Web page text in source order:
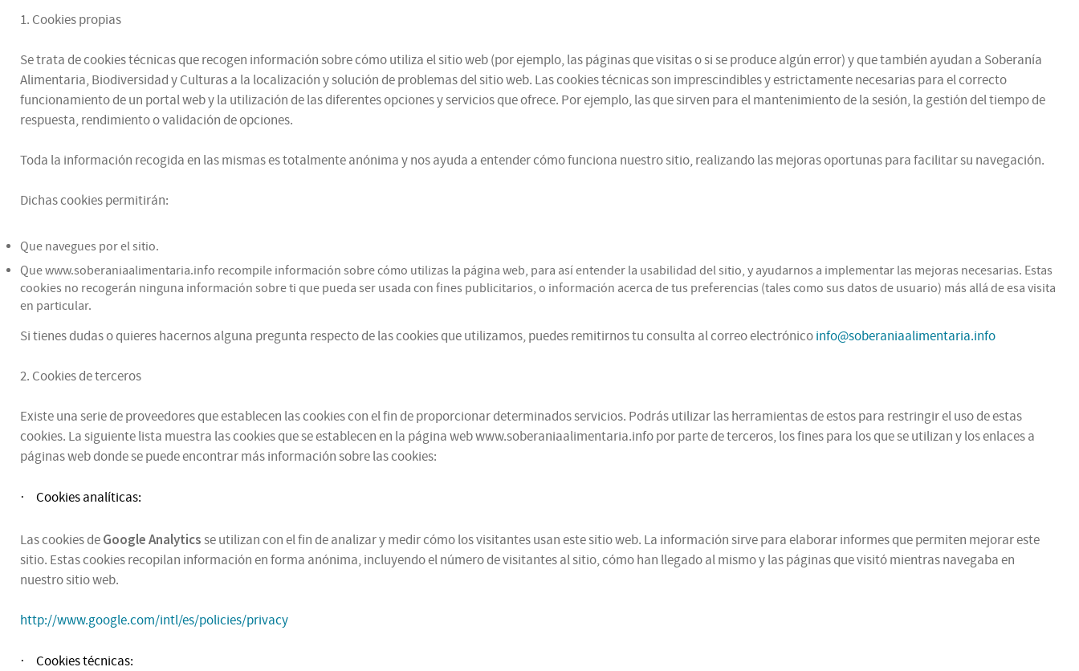
1. Cookies propias
Se trata de cookies técnicas que recogen información sobre cómo utiliza el sitio web (por ejemplo, las páginas que visitas o si se produce algún error) y que también ayudan a Soberanía
Alimentaria, Biodiversidad y Culturas a la localización y solución de problemas del sitio web. Las cookies técnicas son imprescindibles y estrictamente necesarias para el correcto
funcionamiento de un portal web y la utilización de las diferentes opciones y servicios que ofrece. Por ejemplo, las que sirven para el mantenimiento de la sesión, la gestión del tiempo de
respuesta, rendimiento o validación de opciones.
Toda la información recogida en las mismas es totalmente anónima y nos ayuda a entender cómo funciona nuestro sitio, realizando las mejoras oportunas para facilitar su navegación.
Dichas cookies permitirán:
Que navegues por el sitio.
Que www.soberaniaalimentaria.info recompile información sobre cómo utilizas la página web, para así entender la usabilidad del sitio, y ayudarnos a implementar las mejoras necesarias. Estas
cookies no recogerán ninguna información sobre ti que pueda ser usada con fines publicitarios, o información acerca de tus preferencias (tales como sus datos de usuario) más allá de esa visita
en particular.
Si tienes dudas o quieres hacernos alguna pregunta respecto de las cookies que utilizamos, puedes remitirnos tu consulta al correo electrónicoinfo@soberaniaalimentaria.info
2. Cookies de terceros
Existe una serie de proveedores que establecen las cookies con el fin de proporcionar determinados servicios. Podrás utilizar las herramientas de estos para restringir el uso de estas
cookies. La siguiente lista muestra las cookies que se establecen en la página web www.soberaniaalimentaria.info por parte de terceros, los fines para los que se utilizan y los enlaces a
páginas web donde se puede encontrar más información sobre las cookies:
· Cookies analíticas:
Las cookies deGoogle Analyticsse utilizan con el fin de analizar y medir cómo los visitantes usan este sitio web. La información sirve para elaborar informes que permiten mejorar este
sitio. Estas cookies recopilan información en forma anónima, incluyendo el número de visitantes al sitio, cómo han llegado al mismo y las páginas que visitó mientras navegaba en
nuestro sitio web.
http://www.google.com/intl/es/policies/privacy
· Cookies técnicas: